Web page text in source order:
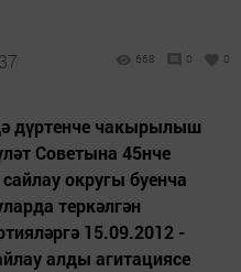
668 0 0
дүртенче чакырылыш
Советына 45нче
округы буенча
теркәлгән
15.09.2012 -
алды агитациясе